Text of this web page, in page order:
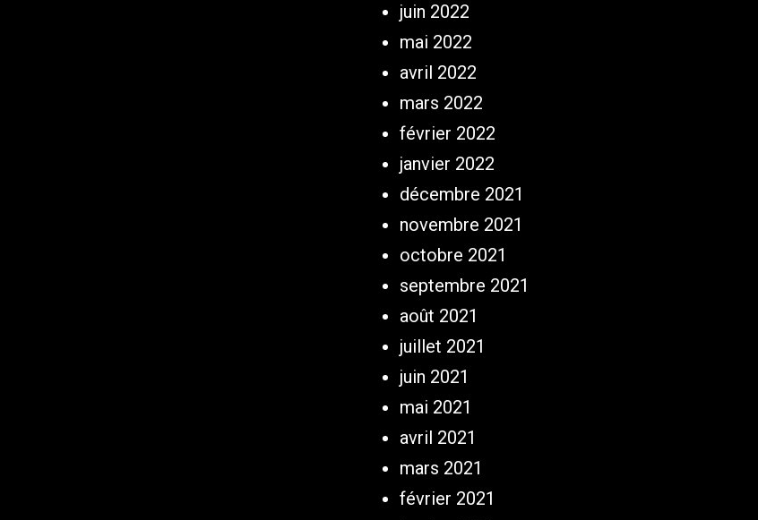
juin 2022
mai 2022
avril 2022
mars 2022
février 2022
janvier 2022
décembre 2021
novembre 2021
octobre 2021
septembre 2021
août 2021
juillet 2021
juin 2021
mai 2021
avril 2021
mars 2021
février 2021